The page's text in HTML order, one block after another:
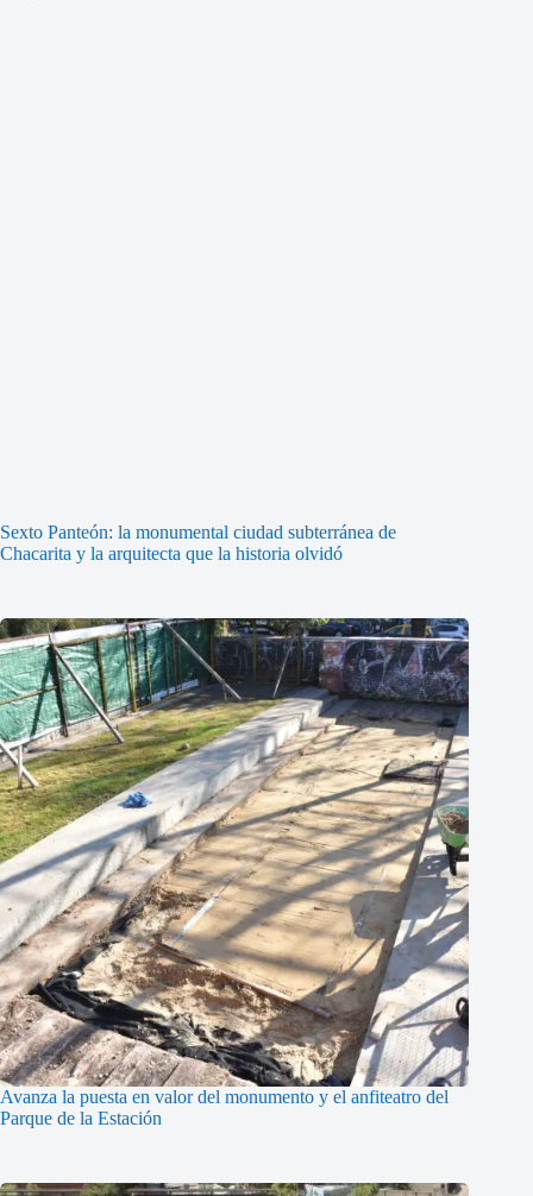
Sexto Panteón: la monumental ciudad subterránea de
Chacarita y la arquitecta que la historia olvidó
Avanza la puesta en valor del monumento y el anfiteatro del
Parque de la Estación